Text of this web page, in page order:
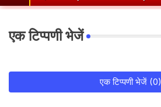
एक टिप्पणी भेजें
एक टिप्पणी भेजें (0)